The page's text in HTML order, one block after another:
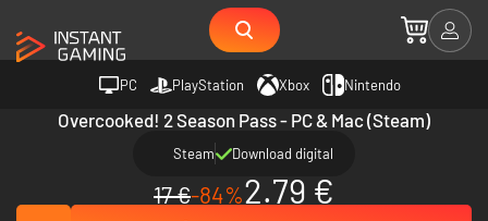
PC PlayStation Xbox Nintendo
Overcooked! 2 Season Pass - PC & Mac (Steam)
Steam Download digital
17 €-84%2.79 €